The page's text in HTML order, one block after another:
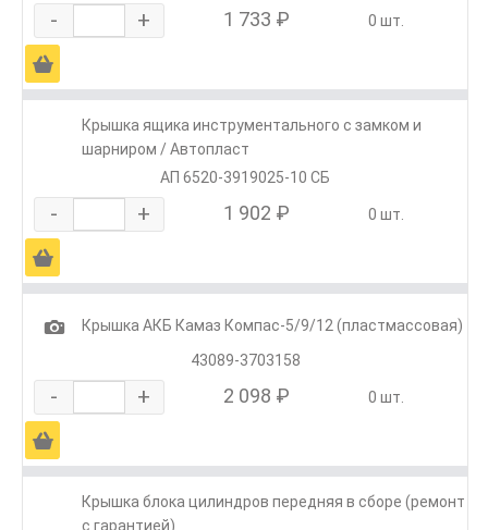
- + 1 733 ₽ 0 шт.
Ä
Крышка ящика инструментального с замком и
шарниром / Автопласт
АП 6520-3919025-10 СБ
- + 1 902 ₽ 0 шт.
Ä
1
Крышка АКБ Камаз Компас-5/9/12 (пластмассовая)
43089-3703158
- + 2 098 ₽ 0 шт.
Ä
Крышка блока цилиндров передняя в сборе (ремонт
с гарантией)